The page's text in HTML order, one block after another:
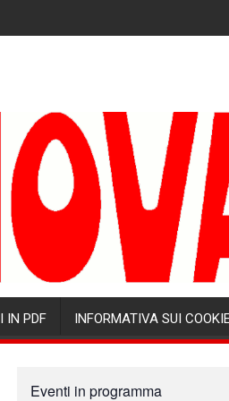
IN PDF INFORMATIVA SUI
Eventi in programma